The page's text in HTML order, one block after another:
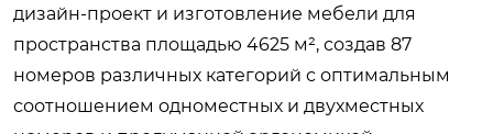
дизайн-проект и изготовление мебели для
пространства площадью 4625 м², создав 87
номеров различных категорий с оптимальным
соотношением одноместных и двухместных